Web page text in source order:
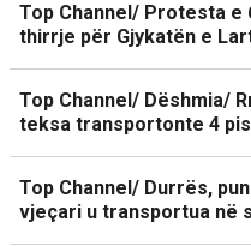
Top Channel/ Protesta
thirrje për Gjykatën e
Top Channel/ Dëshmia/
teksa transportonte 4
Top Channel/ Durrës,
vjeçari u transportua në